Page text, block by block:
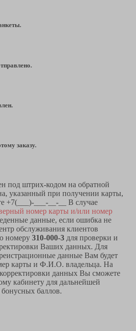
заказу.
под штрих-кодом на обратной
указанный при получении карты,
+7(___)-___-__-__ В случае
номер карты и/или номер
данные, если ошибка не
обслуживания клиентов
номеру 310-000-3 для проверки и
Ваших данных. Для
данные Вам будет
карты и Ф.И.О. владельца. На
данных Вы сможете
кабинету для дальнейшей
баллов.